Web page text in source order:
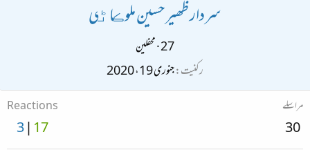
سردار ظھير حسين ملوڪاڻي
محفلین·27
رکنیت جنوری 19، 2020
مراسلے
30
Reactions
17
3